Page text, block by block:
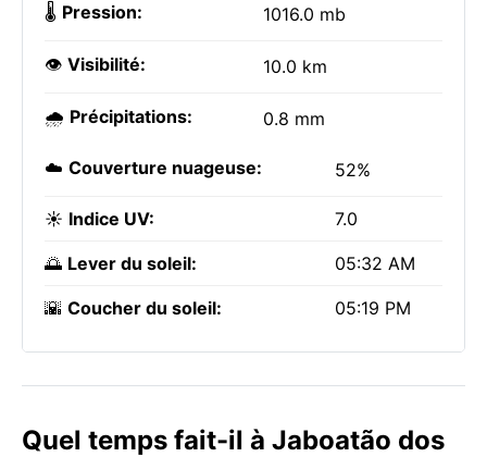
🌡️ Pression: 1016.0 mb
👁️ Visibilité: 10.0 km
🌧️ Précipitations: 0.8 mm
☁️ Couverture nuageuse: 52%
☀️ Indice UV: 7.0
🌅 Lever du soleil: 05:32 AM
🌇 Coucher du soleil: 05:19 PM
Quel temps fait-il à Jaboatão dos